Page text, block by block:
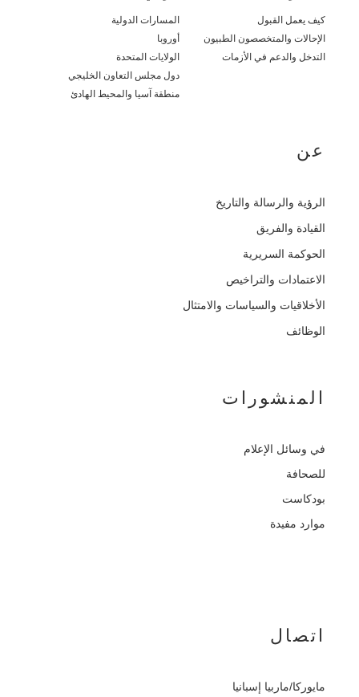
كيف يعمل القبول
الإحالات والمتخصصون الطبيون
التدخل والدعم في الأزمات
المسارات الدولية
أوروبا
الولايات المتحدة
دول مجلس التعاون الخليجي
منطقة آسيا والمحيط الهادئ
عن
الرؤية والرسالة والتاريخ
القيادة والفريق
الحوكمة السريرية
الاعتمادات والتراخيص
الأخلاقيات والسياسات والامتثال
الوظائف
المنشورات
في وسائل الإعلام
للصحافة
بودكاست
موارد مفيدة
اتصال
مايوركا/ماربيا إسبانيا